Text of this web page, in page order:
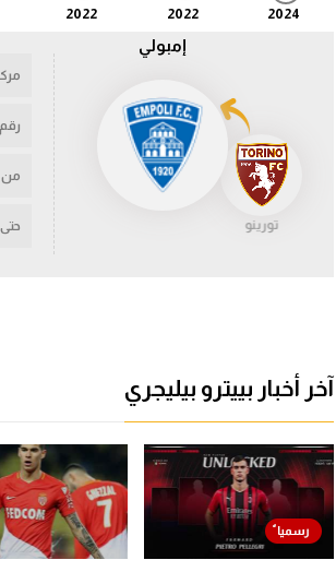
2024
2022
2022
إمبولي
تورينو
رقم
من
حتى
آخر أخبار بييترو بيليجري